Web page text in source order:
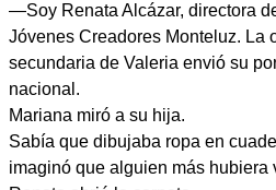
—Soy Renata Alcázar, directora
Jóvenes Creadores Monteluz. La
secundaria de Valeria envió su
nacional.
Mariana miró a su hija.
Sabía que dibujaba ropa en
imaginó que alguien más hubiera